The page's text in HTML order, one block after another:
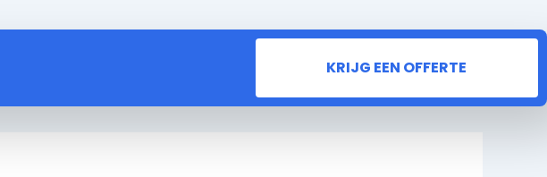
KRIJG EEN OFFERTE